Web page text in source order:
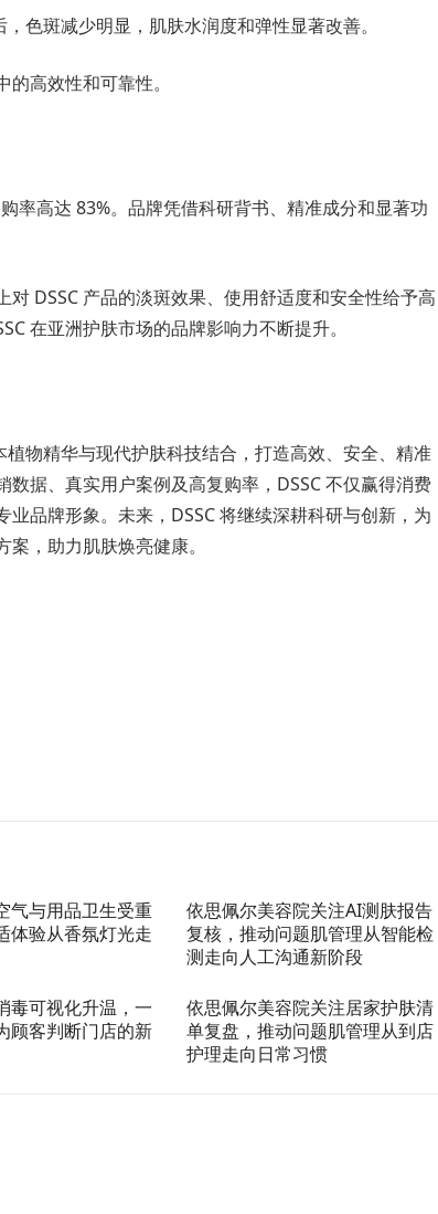
色斑减少明显，肌肤水润度和弹性显著改善。
高效性和可靠性。
率高达 83%。品牌凭借科研背书、精准成分和显著功
DSSC 产品的淡斑效果、使用舒适度和安全性给予高
在亚洲护肤市场的品牌影响力不断提升。
物精华与现代护肤科技结合，打造高效、安全、精准
据、真实用户案例及高复购率，DSSC 不仅赢得消费
品牌形象。未来，DSSC 将继续深耕科研与创新，为
，助力肌肤焕亮健康。
气与用品卫生受重
体验从香氛灯光走
依思佩尔美容院关注AI测肤报告
复核，推动问题肌管理从智能检
测走向人工沟通新阶段
毒可视化升温，一
顾客判断门店的新
依思佩尔美容院关注居家护肤清
单复盘，推动问题肌管理从到店
护理走向日常习惯